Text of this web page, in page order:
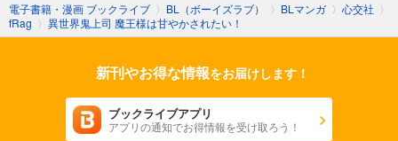
電子書籍・漫画 ブックライブ 〉 BL（ボーイズラブ） 〉 BLマンガ 〉 心交社 〉
fRag 〉 異世界鬼上司 魔王様は甘やかされたい！
新刊やお得な情報をお届けします！
ブックライブアプリ
アプリの通知でお得情報を受け取ろう！